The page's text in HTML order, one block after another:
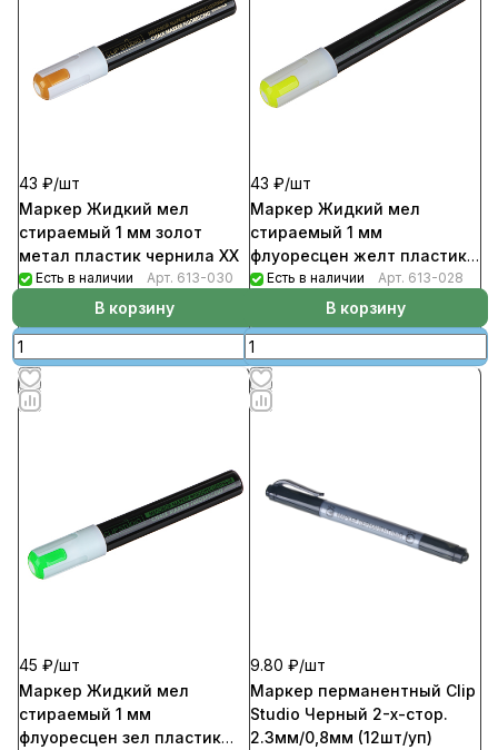
43 ₽/шт
Маркер Жидкий мел
стираемый 1 мм золот
метал пластик чернила ХХ
Есть в наличии Арт. 613-030
В корзину
43 ₽/шт
Маркер Жидкий мел
стираемый 1 мм
флуоресцен желт пластик
чернила ХХ
Есть в наличии Арт. 613-028
В корзину
45 ₽/шт
Маркер Жидкий мел
стираемый 1 мм
флуоресцен зел пластик
9.80 ₽/шт
Маркер перманентный Clip
Studio Черный 2-х-стор.
2.3мм/0,8мм (12шт/уп)